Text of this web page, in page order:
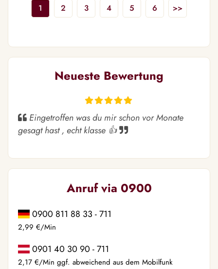
1 2 3 4 5 6 >>
Neueste Bewertung
Eingetroffen was du mir schon vor Monate
gesagt hast , echt klasse 👍
Anruf via 0900
0900 811 88 33 - 711
2,99 €/Min
0901 40 30 90 - 711
2,17 €/Min ggf. abweichend aus dem Mobilfunk